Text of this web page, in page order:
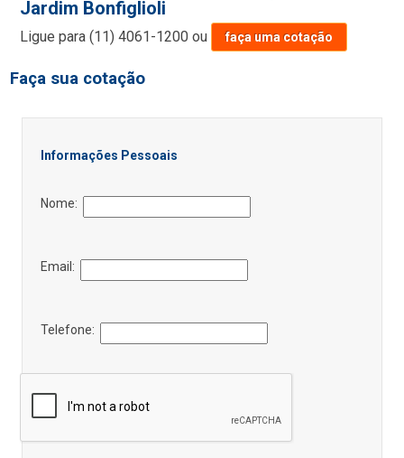
Jardim Bonfiglioli
Ligue para(11) 4061-1200 ou faça uma cotação
Faça sua cotação
Informações Pessoais
Nome:
Email:
Telefone: